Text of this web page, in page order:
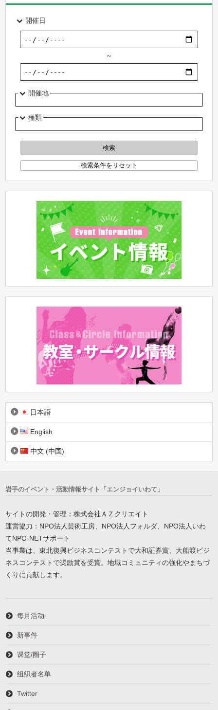
開催日
～
開催地
種類
日本語
English
中文 (中国)
岩手のイベント・活動情報サイト「エンジョイいわて」
サイトの開発・管理：株式会社ＡＺクリエイト
運営協力：NPO法人芸術工房、NPO法人フォルダ、NPO法人いわ
てNPO-NETサポート
当事業は、東北復興ビジネスコンテストで大和証券賞、大船渡ビジ
ネスコンテストで奨励賞を受賞。地域コミュニティの強化やまちづ
くりに貢献します。
每月活动
新事件
课堂/圈子
组织者名单
Twitter